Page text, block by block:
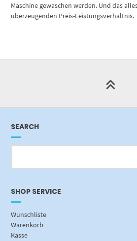
Maschine gewaschen werden. Und das
überzeugenden Preis-Leistungsverhältnis.
SEARCH
SHOP SERVICE
Wunschliste
Warenkorb
Kasse